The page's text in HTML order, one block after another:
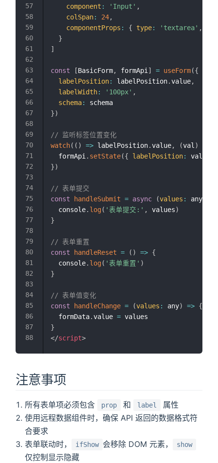
component : 'Input' ,
colSpan: 24,
componentProps : { type: 'textarea' ,
}
]
const [BasicForm, formApi ] = useForm({
labelPosition: labelPosition.value,
labelWidth: '100px' ,
schema:
})
// 监听标签位置变化
watch( ( ) => labelPosition.value, (val )
  formApi
. setState({ labelPosition: val
})
// 表单提交
const
handleSubmit = async (values : any
  console
. log( '表单提交:' , values)
}
// 表单重置
const
handleReset = ( ) => {
  console
. log( '表单重置' )
}
// 表单值变化
const
handleChange = (values : any) => {
  formData
.value =
}
</script>
注意事项
所有表单项必须包含 prop 和 label
属性
使用远程数据组件时，确保 API 返回的数据格式符
合要求
表单联动时，
ifShow 会移除 DOM 元素， show
仅控制显示隐藏